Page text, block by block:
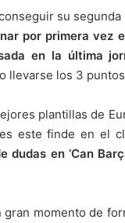
su
por primera vez
en la última
llevarse los 3
plantillas de
este finde en el
dudas en ‘Can
momento de